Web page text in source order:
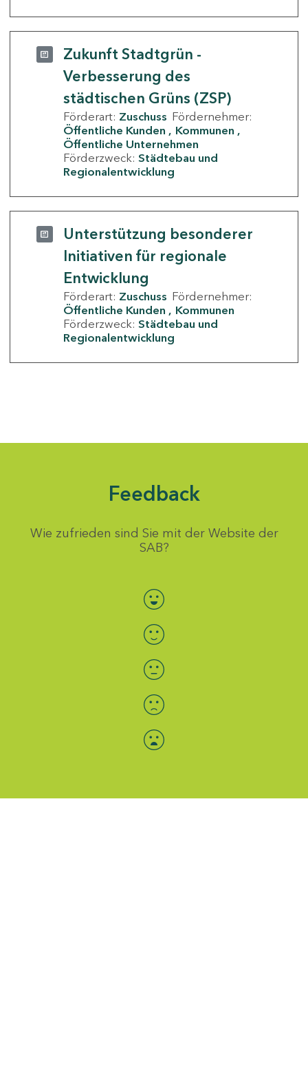
Zukunft Stadtgrün -
Verbesserung des
städtischen Grüns (ZSP)
Förderart: Zuschuss Fördernehmer:
Öffentliche Kunden
Kommunen
Öffentliche Unternehmen
Förderzweck: Städtebau und
Regionalentwicklung
Unterstützung besonderer
Initiativen für regionale
Entwicklung
Förderart: Zuschuss Fördernehmer:
Öffentliche Kunden
Kommunen
Förderzweck: Städtebau und
Regionalentwicklung
Feedback
Wie zufrieden sind Sie mit der Website der
SAB?
Bewertung auswählen